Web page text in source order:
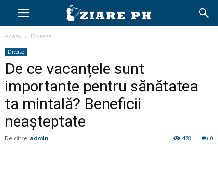
Acasă Diverse
Diverse
De ce vacanțele sunt
importante pentru sănătatea
ta mintală? Beneficii
neașteptate
De către admin - 0
478